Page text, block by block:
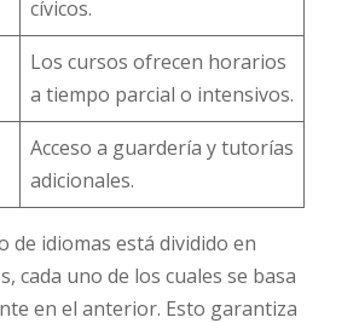
cívicos.
Los cursos ofrecen horarios
a tiempo parcial o intensivos.
Acceso a guardería y tutorías
adicionales.
de idiomas está dividido en
cada uno de los cuales se basa
en el anterior. Esto garantiza